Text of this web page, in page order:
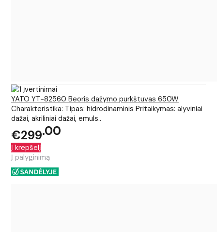
YATO YT-82560 Beoris dažymo purkštuvas 650W
Charakteristika: Tipas: hidrodinaminis Pritaikymas: alyviniai
dažai, akriliniai dažai, emuls..
€299 00
Į krepšelį
Į palyginimą